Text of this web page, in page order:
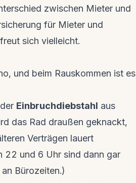
zwischen Mieter und
für Mieter und
sich vielleicht.
und beim Rauskommen ist es
Einbruchdiebstahl aus
das Rad draußen geknackt,
Verträgen lauert
22 und 6 Uhr sind dann gar
Bürozeiten.)